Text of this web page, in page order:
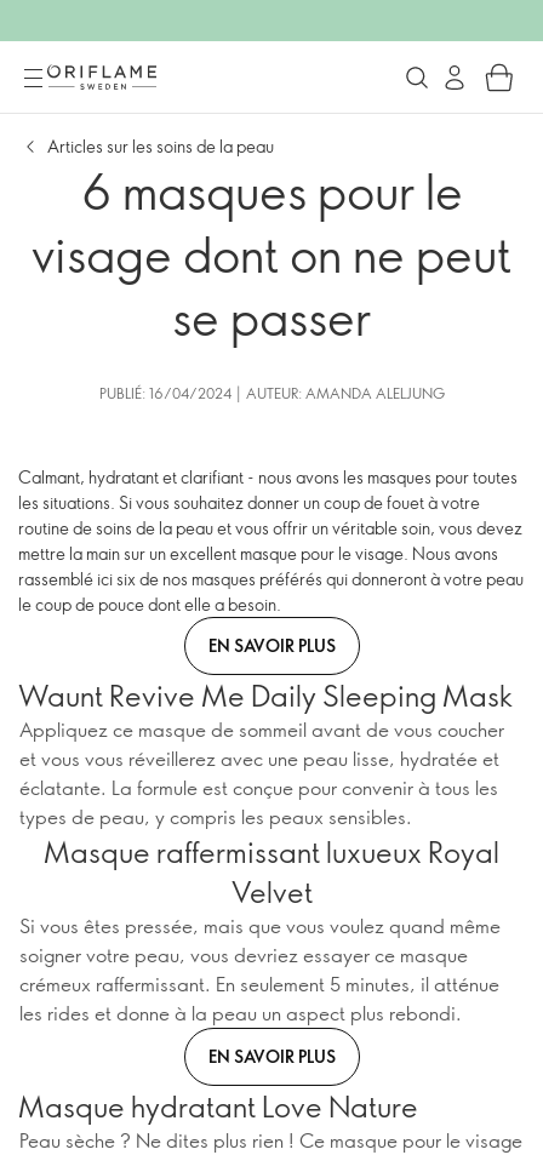
Articles sur les soins de la peau
6 masques pour le
visage dont on ne peut
se passer
PUBLIÉ: 16/04/2024 | AUTEUR: AMANDA ALELJUNG
Calmant, hydratant et clarifiant - nous avons les masques pour toutes
les situations. Si vous souhaitez donner un coup de fouet à votre
routine de soins de la peau et vous offrir un véritable soin, vous devez
mettre la main sur un excellent masque pour le visage. Nous avons
rassemblé ici six de nos masques préférés qui donneront à votre peau
le coup de pouce dont elle a besoin.
EN SAVOIR PLUS
Waunt Revive Me Daily Sleeping Mask
Appliquez ce masque de sommeil avant de vous coucher
et vous vous réveillerez avec une peau lisse, hydratée et
éclatante. La formule est conçue pour convenir à tous les
types de peau, y compris les peaux sensibles.
Masque raffermissant luxueux Royal
Velvet
Si vous êtes pressée, mais que vous voulez quand même
soigner votre peau, vous devriez essayer ce masque
crémeux raffermissant. En seulement 5 minutes, il atténue
les rides et donne à la peau un aspect plus rebondi.
EN SAVOIR PLUS
Masque hydratant Love Nature
Peau sèche ? Ne dites plus rien ! Ce masque pour le visage